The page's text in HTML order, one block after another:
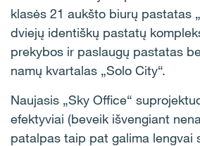
klasės 21 aukšto biurų pastatas
dviejų identiškų pastatų
prekybos ir paslaugų pastatas
namų kvartalas „Solo City“.
Naujasis „Sky Office“
efektyviai (beveik išvengiant
patalpas taip pat galima lengvai